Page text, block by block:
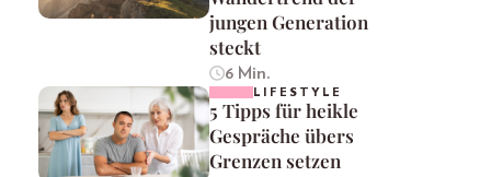
jungen Generation
steckt
6 Min.
LIFESTYLE
5 Tipps für heikle
Gespräche übers
Grenzen setzen